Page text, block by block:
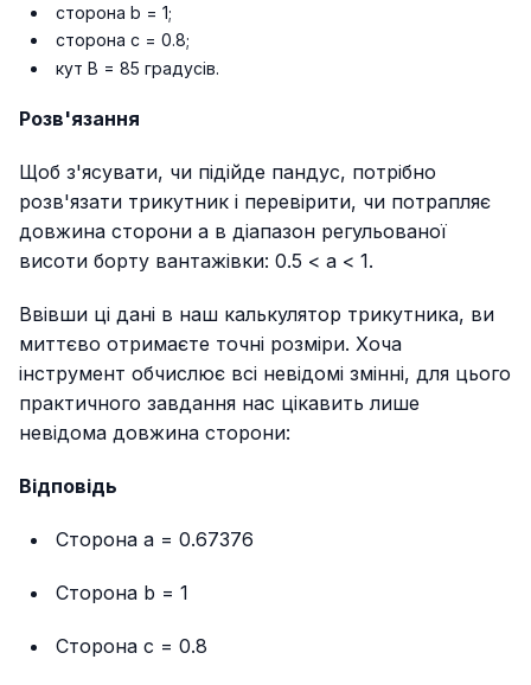
сторона b = 1;
сторона c = 0.8;
кут B = 85 градусів.
Розв'язання
Щоб з'ясувати, чи підійде пандус, потрібно
розв'язати трикутник і перевірити, чи потрапляє
довжина сторони a в діапазон регульованої
висоти борту вантажівки: 0.5 < a < 1.
Ввівши ці дані в наш калькулятор трикутника, ви
миттєво отримаєте точні розміри. Хоча
інструмент обчислює всі невідомі змінні, для цього
практичного завдання нас цікавить лише
невідома довжина сторони:
Відповідь
Сторона a = 0.67376
Сторона b = 1
Сторона c = 0.8